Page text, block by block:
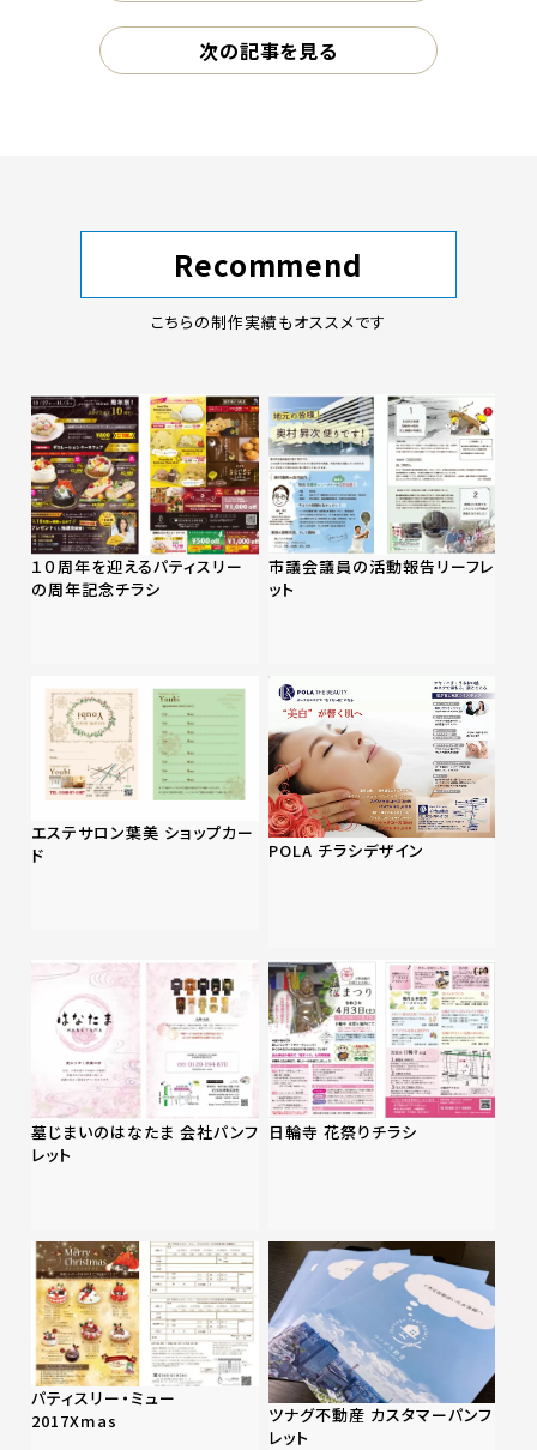
次の記事を見る
Recommend
こちらの制作実績もオススメです
１０周年を迎えるパティスリー
の周年記念チラシ
市議会議員の活動報告リーフレ
ット
エステサロン葉美 ショップカー
ド
POLA チラシデザイン
墓じまいのはなたま 会社パンフ
レット
日輪寺 花祭りチラシ
パティスリー・ミュー
2017Xmas
ツナグ不動産 カスタマーパンフ
レット